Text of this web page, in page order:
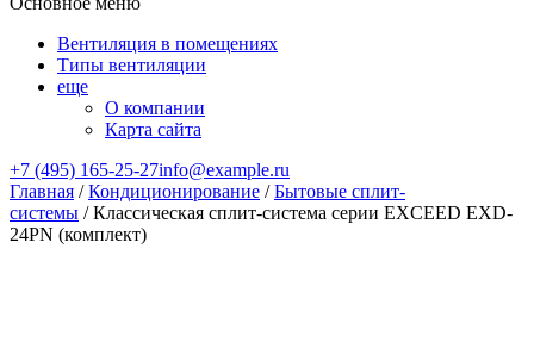
Вентиляция в помещениях
Типы вентиляции
еще
О компании
Карта сайта
+7 (495) 165-25-27info@example.ru
Главная /Кондиционирование /Бытовые сплит-
системы / Классическая сплит-система серии EXCEED EXD-
24PN (комплект)